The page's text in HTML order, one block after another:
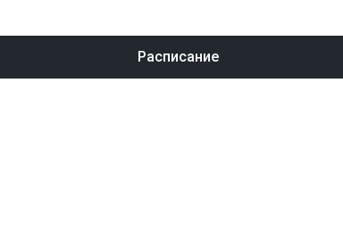
Расписание